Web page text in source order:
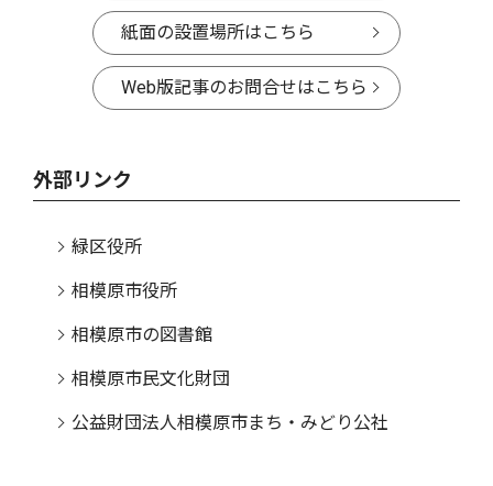
紙面の設置場所はこちら
Web版記事のお問合せはこちら
外部リンク
緑区役所
相模原市役所
相模原市の図書館
相模原市民文化財団
公益財団法人相模原市まち・みどり公社